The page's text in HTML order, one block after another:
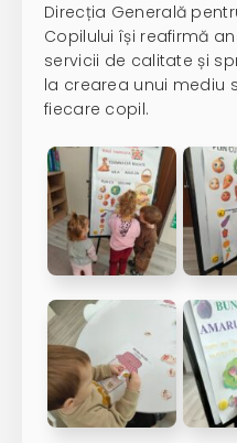
Direcția Generală
Copilului își reafirmă
servicii de calitate și
la crearea unui mediu
fiecare copil.